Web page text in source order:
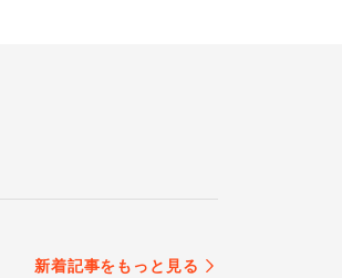
新着記事をもっと見る